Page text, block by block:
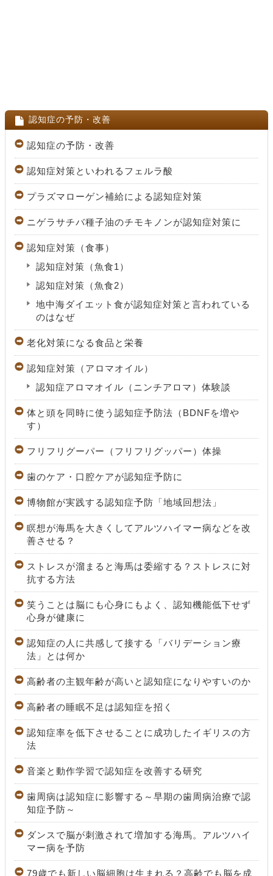
認知症の予防・改善
認知症の予防・改善
認知症対策といわれるフェルラ酸
プラズマローゲン補給による認知症対策
ニゲラサチバ種子油のチモキノンが認知症対策に
認知症対策（食事）
認知症対策（魚食1）
認知症対策（魚食2）
地中海ダイエット食が認知症対策と言われている
のはなぜ
老化対策になる食品と栄養
認知症対策（アロマオイル）
認知症アロマオイル（ニンチアロマ）体験談
体と頭を同時に使う認知症予防法（BDNFを増や
す）
フリフリグーパー（フリフリグッパー）体操
歯のケア・口腔ケアが認知症予防に
博物館が実践する認知症予防「地域回想法」
瞑想が海馬を大きくしてアルツハイマー病などを改
善させる？
ストレスが溜まると海馬は委縮する？ストレスに対
抗する方法
笑うことは脳にも心身にもよく、認知機能低下せず
心身が健康に
認知症の人に共感して接する「バリデーション療
法」とは何か
高齢者の主観年齢が高いと認知症になりやすいのか
高齢者の睡眠不足は認知症を招く
認知症率を低下させることに成功したイギリスの方
法
音楽と動作学習で認知症を改善する研究
歯周病は認知症に影響する～早期の歯周病治療で認
知症予防～
ダンスで脳が刺激されて増加する海馬。アルツハイ
マー病を予防
79歳でも新しい脳細胞は生まれる？高齢でも脳を成